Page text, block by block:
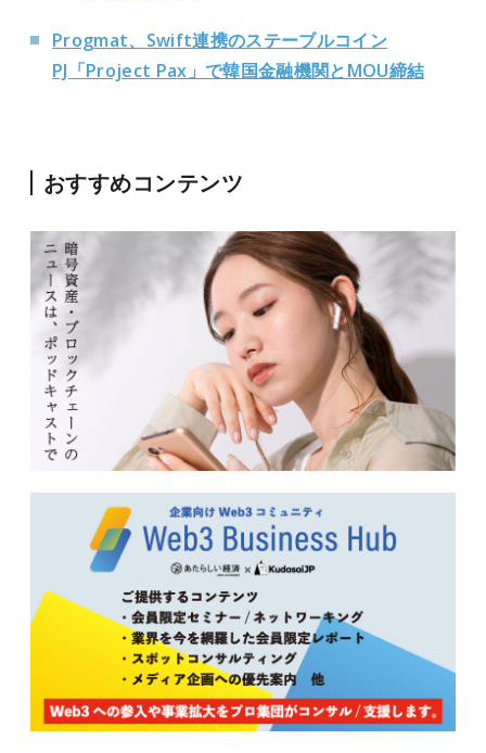
Progmat、Swift連携のステーブルコイン
PJ「Project Pax」で韓国金融機関とMOU締結
おすすめコンテンツ